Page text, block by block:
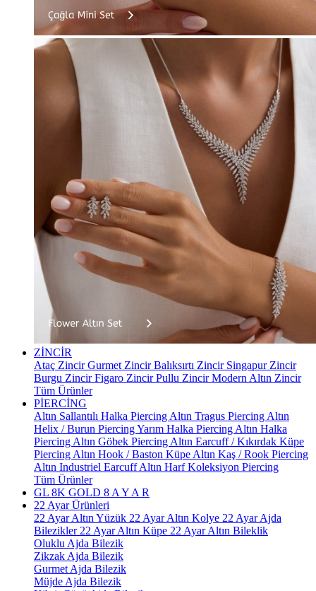
ZİNCİR
Ataç ZincirGurmet ZincirBalıksırtı Zincir Singapur Zincir
Burgu ZincirFigaro ZincirPullu ZincirModern Altın Zincir
Tüm Ürünler
PİERCİNG
Altın Sallantılı Halka Piercing Altın Tragus Piercing Altın
Helix / Burun PiercingYarım Halka Piercing Altın Halka
Piercing Altın Göbek Piercing Altın Earcuff / Kıkırdak Küpe
Piercing Altın Hook / Baston Küpe Altın Kaş / Rook Piercing
Altın Industriel EarcuffAltın Harf Koleksiyon Piercing
Tüm Ürünler
GL 8K GOLD 8 A Y A R
22 Ayar Ürünleri
22 Ayar Altın Yüzük 22 Ayar Altın Kolye 22 Ayar Ajda
Bilezikler 22 Ayar Altın Küpe 22 Ayar Altın Bileklik
Oluklu Ajda Bilezik
Zikzak Ajda Bilezik
Gurmet Ajda Bilezik
Müjde Ajda Bilezik